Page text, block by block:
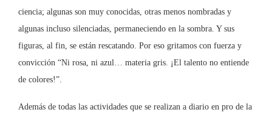
ciencia; algunas son muy conocidas, otras menos nombradas y
algunas incluso silenciadas, permaneciendo en la sombra. Y sus
figuras, al fin, se están rescatando. Por eso gritamos con fuerza y
convicción “Ni rosa, ni azul… materia gris. ¡El talento no entiende
de colores!”.
Además de todas las actividades que se realizan a diario en pro de la